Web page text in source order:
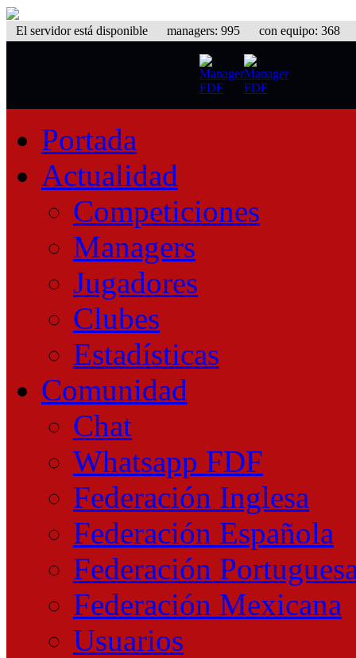
El servidor está disponible managers: 995 con equipo: 368
Portada
Actualidad
Competiciones
Managers
Jugadores
Clubes
Estadísticas
Comunidad
Chat
Whatsapp FDF
Federación Inglesa
Federación Española
Federación
Federación Mexicana
Usuarios